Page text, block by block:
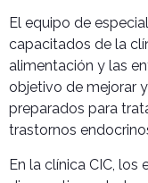
El equipo de
capacitados de la
alimentación y las
objetivo de mejorar
preparados para
trastornos
En la clínica CIC,